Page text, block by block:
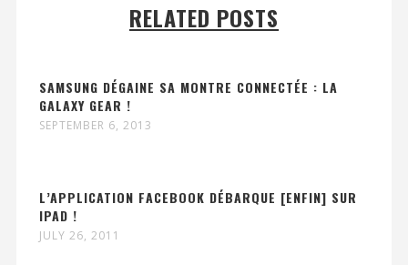
RELATED POSTS
SAMSUNG DÉGAINE SA MONTRE CONNECTÉE : LA
GALAXY GEAR !
SEPTEMBER 6, 2013
L’APPLICATION FACEBOOK DÉBARQUE [ENFIN] SUR
IPAD !
JULY 26, 2011